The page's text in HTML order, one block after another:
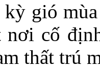
gió
nơi cố
thất trú